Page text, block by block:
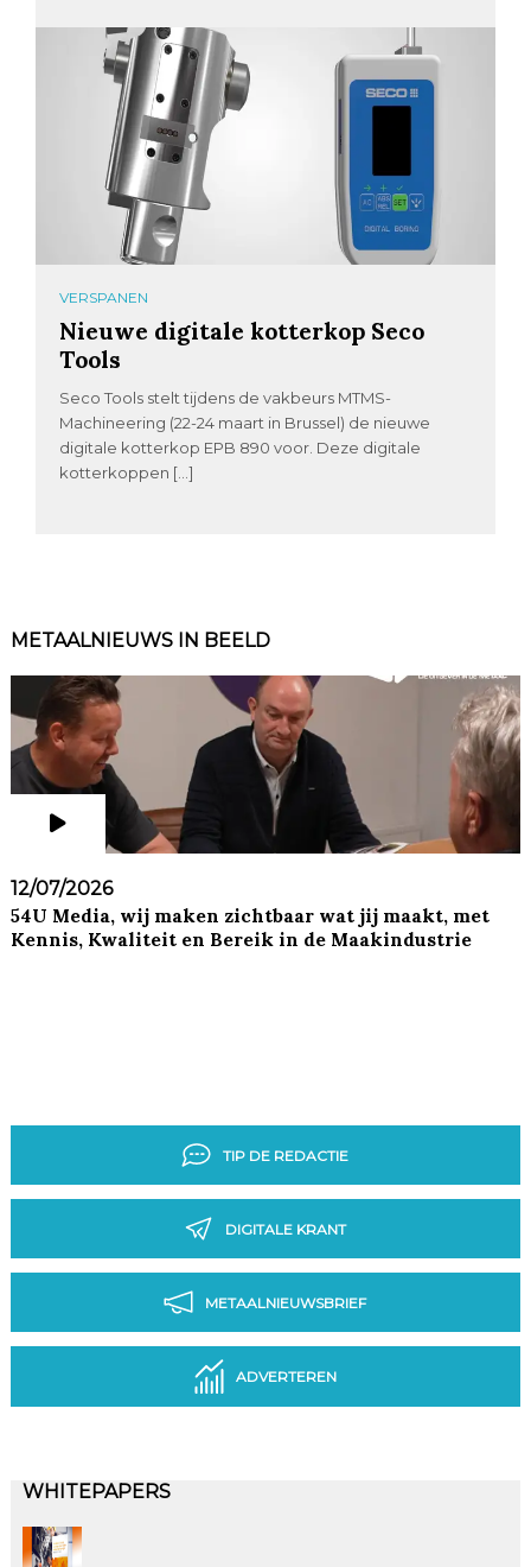
VERSPANEN
Nieuwe digitale kotterkop Seco
Tools
Seco Tools stelt tijdens de vakbeurs MTMS-
Machineering (22-24 maart in Brussel) de nieuwe
digitale kotterkop EPB 890 voor. Deze digitale
kotterkoppen […]
METAALNIEUWS IN BEELD
12/07/2026
54U Media, wij maken zichtbaar wat jij maakt, met
Kennis, Kwaliteit en Bereik in de Maakindustrie
TIP DE REDACTIE
DIGITALE KRANT
METAALNIEUWSBRIEF
ADVERTEREN
WHITEPAPERS